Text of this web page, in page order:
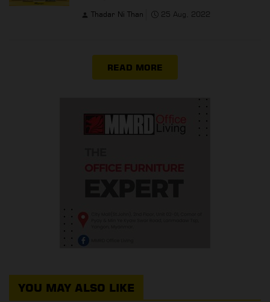
Thadar Ni Than 25 Aug, 2022
READ MORE
YOU MAY ALSO LIKE